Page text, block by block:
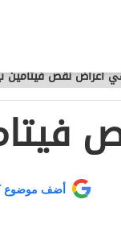
أعراض نقص فيتامين
أضف موضوع